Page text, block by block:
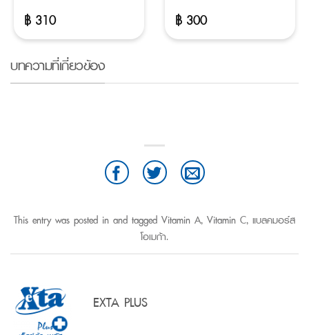
฿ 310 ฿ 300
บทความที่เกี่ยวข้อง
This entry was posted in and tagged Vitamin A, Vitamin C, แบลคมอร์ส
โอเมก้า.
EXTA PLUS